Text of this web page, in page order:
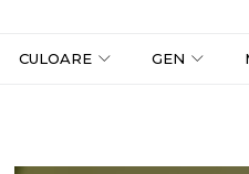
CULOARE GEN